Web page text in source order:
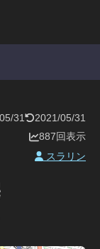
31
2021/05/31
887回表示
スラリン